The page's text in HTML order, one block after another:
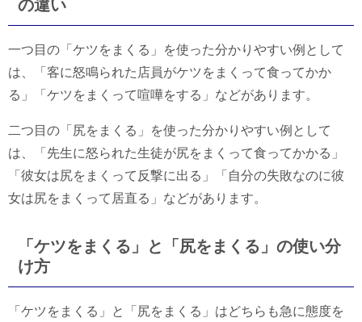
の違い
一つ目の「ケツをまくる」を使った分かりやすい例として
は、「客に怒鳴られた店員がケツをまくって食ってかか
る」「ケツをまくって喧嘩をする」などがあります。
二つ目の「尻をまくる」を使った分かりやすい例として
は、「先生に怒られた生徒が尻をまくって食ってかかる」
「彼女は尻をまくって反撃に出る」「自分の失敗なのに彼
女は尻をまくって居直る」などがあります。
「ケツをまくる」と「尻をまくる」の使い分
け方
「ケツをまくる」と「尻をまくる」はどちらも急に態度を